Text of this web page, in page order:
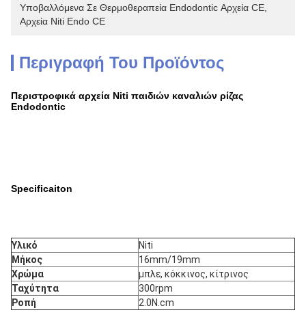
Υποβαλλόμενα Σε Θερμοθεραπεία Endodontic Αρχεία CE
Αρχεία Niti Endo CE
Περιγραφή Του Προϊόντος
Περιστροφικά αρχεία Niti παιδιών καναλιών ρίζας
Endodontic
Specificaiton
Υλικό
Niti
Μήκος
16mm/19mm
Χρώμα
μπλε, κόκκινος, κίτρινος
Ταχύτητα
300rpm
Ροπή
2.0N.cm